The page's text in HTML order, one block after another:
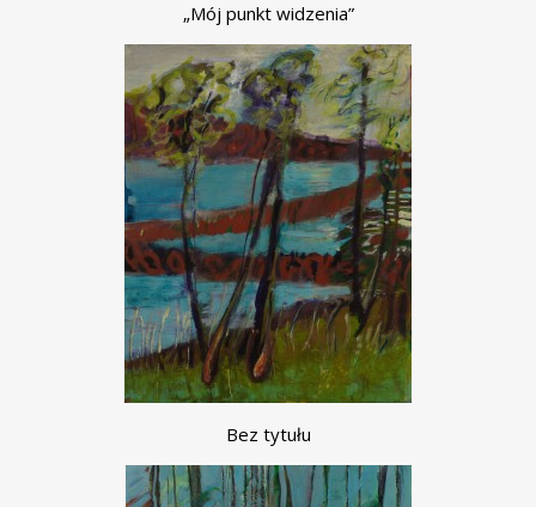
„Mój punkt widzenia”
Bez tytułu